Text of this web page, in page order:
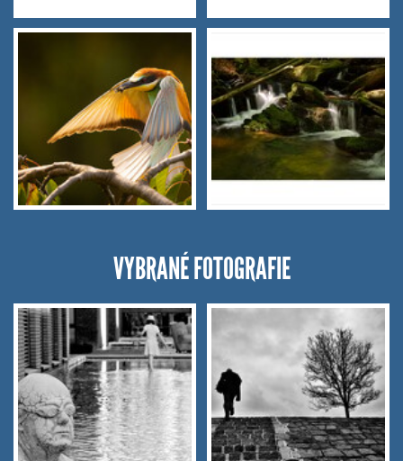
VYBRANÉ FOTOGRAFIE